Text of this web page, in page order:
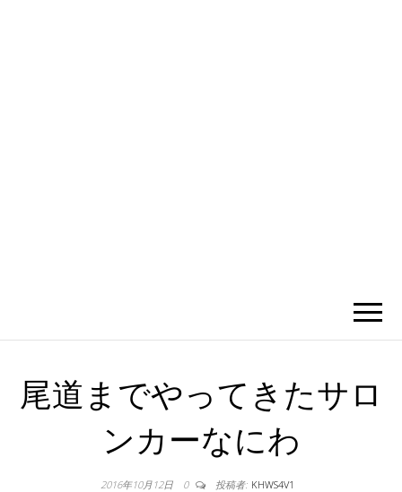
尾道までやってきたサロ
ンカーなにわ
2016年10月12日 0 投稿者: KHWS4V1